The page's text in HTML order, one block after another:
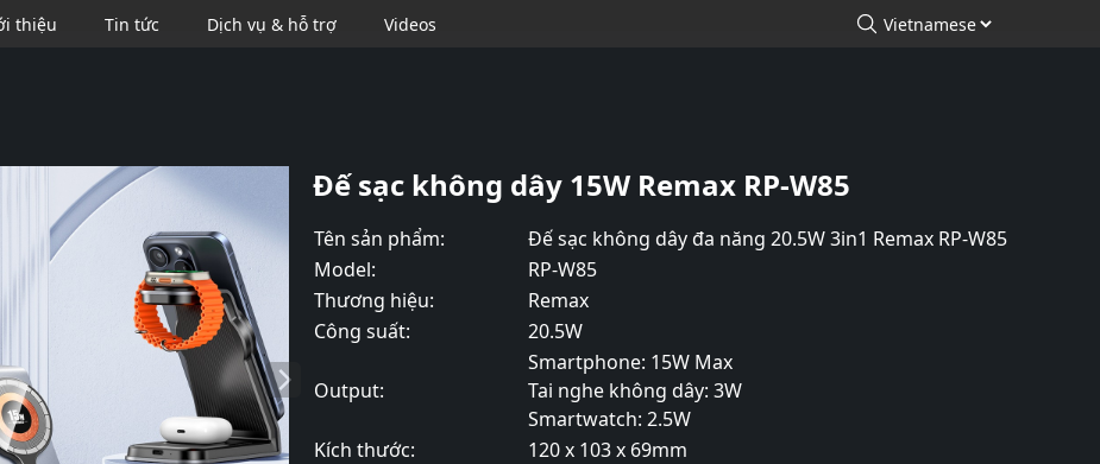
thiệu Tin tức Dịch vụ & hỗ trợ
Videos
Đế sạc không dây 15W Remax RP-W85
Tên sản phẩm:
Đế sạc không dây đa năng 20.5W 3in1 Remax RP-W85
Model:
RP-W85
Thương hiệu:
Remax
Công suất:
20.5W
Output:
Smartphone: 15W Max
Tai nghe không dây: 3W
Smartwatch: 2.5W
Kích thước:
120 x 103 x 69mm